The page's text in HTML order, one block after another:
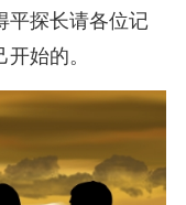
平探长请各位记
始的。